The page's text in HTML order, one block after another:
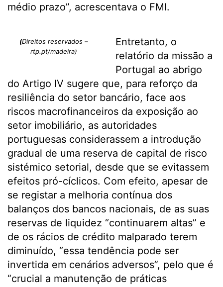
médio prazo”, acrescentava o FMI.
(Direitos reservados –
rtp.pt/madeira)
Entretanto, o
relatório da missão a
Portugal ao abrigo
do Artigo IV sugere que, para reforço da
resiliência do setor bancário, face aos
riscos macrofinanceiros da exposição ao
setor imobiliário, as autoridades
portuguesas considerassem a introdução
gradual de uma reserva de capital de risco
sistémico setorial, desde que se evitassem
efeitos pró-cíclicos. Com efeito, apesar de
se registar a melhoria contínua dos
balanços dos bancos nacionais, de as suas
reservas de liquidez “continuarem altas” e
de os rácios de crédito malparado terem
diminuído, “essa tendência pode ser
invertida em cenários adversos”, pelo que é
“crucial a manutenção de práticas